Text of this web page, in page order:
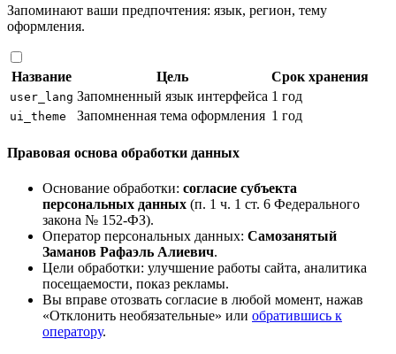
Запоминают ваши предпочтения: язык, регион, тему
оформления.
Название Цель Срок хранения
user_lang Запомненный язык интерфейса 1 год
ui_theme Запомненная тема оформления 1 год
Правовая основа обработки данных
Основание обработки: согласие субъекта
персональных данных (п. 1 ч. 1 ст. 6 Федерального
закона № 152-ФЗ).
Оператор персональных данных: Самозанятый
Заманов Рафаэль Алиевич.
Цели обработки: улучшение работы сайта, аналитика
посещаемости, показ рекламы.
Вы вправе отозвать согласие в любой момент, нажав
«Отклонить необязательные» или обратившись к
оператору.